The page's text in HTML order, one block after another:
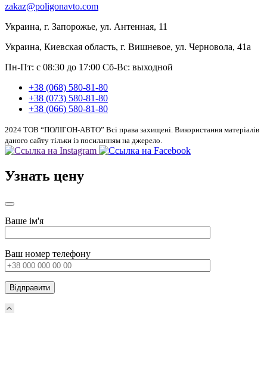
zakaz@poligonavto.com
Украина, г. Запорожье, ул. Антенная, 11
Украина, Киевская область, г. Вишневое, ул. Черновола, 41а
Пн-Пт: с 08:30 до 17:00 Сб-Вс: выходной
+38 (068) 580-81-80
+38 (073) 580-81-80
+38 (066) 580-81-80
2024 ТОВ “ПОЛІГОН-АВТО” Всі права захищені. Використання матеріалів
даного сайту тільки із посиланням на джерело.
Узнать цену
Ваше ім'я
Ваш номер телефону